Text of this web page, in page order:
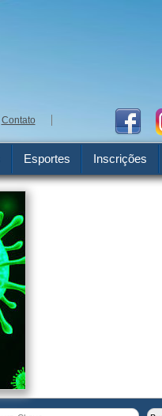
Contato
Esportes Inscrições